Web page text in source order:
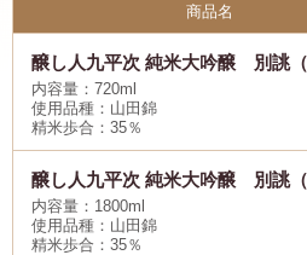
商品名
醸し人九平次 純米大吟醸 別誂（
内容量：720ml
使用品種：山田錦
精米歩合：35％
醸し人九平次 純米大吟醸 別誂（
内容量：1800ml
使用品種：山田錦
精米歩合：35％